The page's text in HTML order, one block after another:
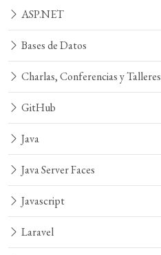
ASP.NET
Bases de Datos
Charlas, Conferencias y Talleres
GitHub
Java
Java Server Faces
Javascript
Laravel